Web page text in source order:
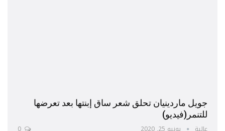
جويل ماردينيان تحلق شعر ساق إبنتها بعد تعرضها
للتنمر(فيديو)